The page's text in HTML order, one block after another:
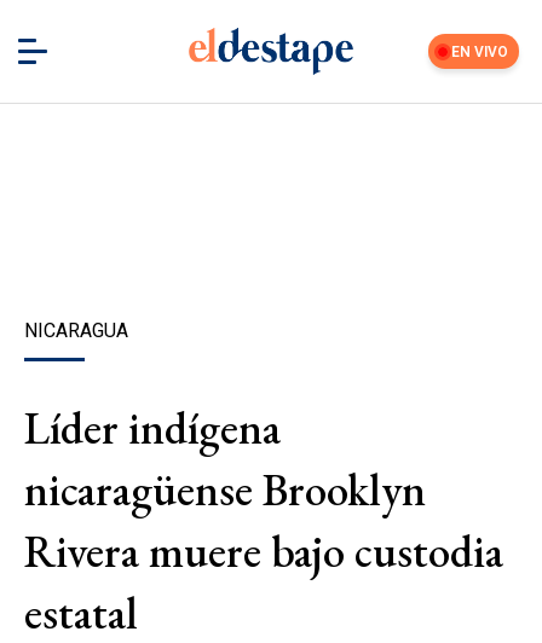
EN VIVO
NICARAGUA
Líder indígena
nicaragüense Brooklyn
Rivera muere bajo custodia
estatal